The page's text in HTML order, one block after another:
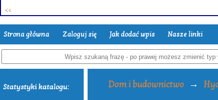
Strona główna Zaloguj się Jak dodać wpis Nasze linki
Statystyki katalogu: Dom i budownictwo →